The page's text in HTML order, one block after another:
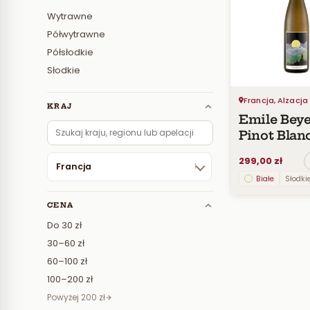
Wytrawne
Półwytrawne
Półsłodkie
Słodkie
KRAJ
Francja 1
CENA
Do 30 zł
30–60 zł
60–100 zł
100–200 zł
Powyżej 200 zł
Francja, Alzacja
Emile
Pinot
L’Instant
d’Emilie
299,00 zł
Białe